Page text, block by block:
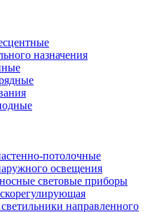
назначения
потолочные
освещения
световые приборы
направленного